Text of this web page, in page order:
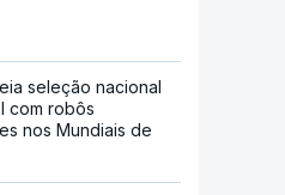
seleção nacional
com robôs
nos Mundiais de